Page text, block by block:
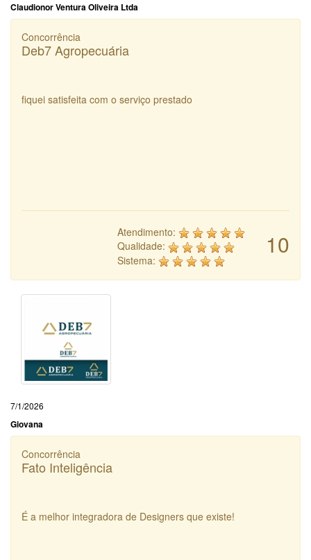
Claudionor Ventura Oliveira Ltda
Concorrência
Deb7 Agropecuária
fiquei satisfeita com o serviço prestado
10
Atendimento:
Qualidade:
Sistema:
7/1/2026
Giovana
Concorrência
Fato Inteligência
É a melhor integradora de Designers que existe!